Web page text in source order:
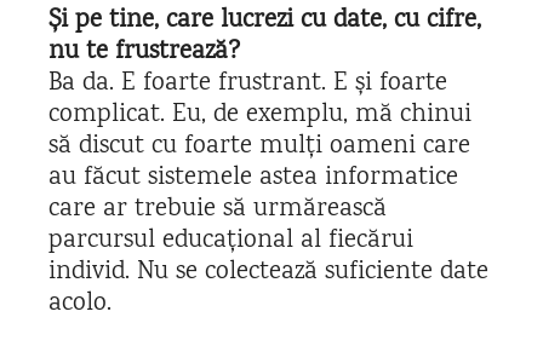
Și pe tine, care lucrezi cu date, cu cifre,
nu te frustrează?
Ba da. E foarte frustrant. E și foarte
complicat. Eu, de exemplu, mă chinui
să discut cu foarte mulți oameni care
au făcut sistemele astea informatice
care ar trebuie să urmărească
parcursul educațional al fiecărui
individ. Nu se colectează suficiente date
acolo.